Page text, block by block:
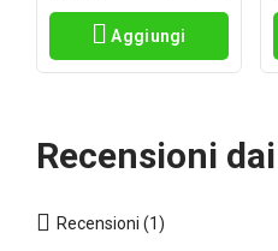
Aggiungi
Recensioni
Recensioni (1)